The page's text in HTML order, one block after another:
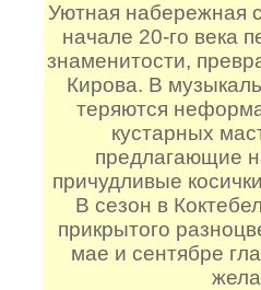
Уютная набережная
начале 20-го века
знаменитости,
Кирова. В
теряются
кустарных
предлагающие
причудливые
В сезон в
прикрытого
мае и сентябре